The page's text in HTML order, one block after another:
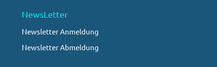
NewsLetter
Newsletter Anmeldung
Newsletter Abmeldung